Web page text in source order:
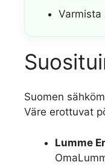
Varmista
Suomen
Väre erottuvat
Lumme